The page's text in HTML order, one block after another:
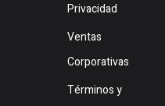
Privacidad
Ventas
Corporativas
Términos y